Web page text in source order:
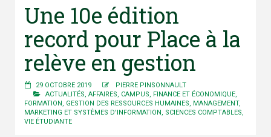
Une 10e édition
record pour Place à la
relève en gestion
29 OCTOBRE 2019
PIERRE PINSONNAULT
ACTUALITÉS, AFFAIRES, CAMPUS, FINANCE ET ÉCONOMIQUE,
FORMATION , GESTION DES RESSOURCES HUMAINES, MANAGEMENT,
MARKETING ET SYSTÈMES D'INFORMATION , SCIENCES COMPTABLES,
VIE ÉTUDIANTE